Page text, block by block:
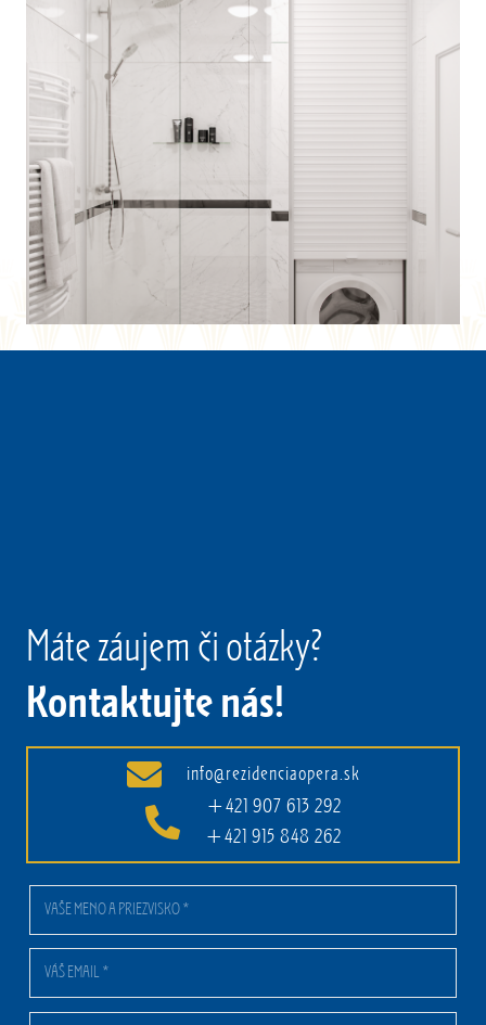
Máte záujem či otázky?
Kontaktujte nás!
info@rezidenciaopera.sk
+421 907 613 292
+421 915 848 262